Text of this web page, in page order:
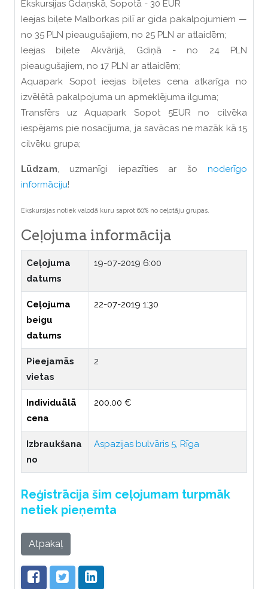
Ekskursijas Gdaņskā, Sopotā - 30 EUR
Ieejas biļete Malborkas pilī ar gida pakalpojumiem —
no 35 PLN pieaugušajiem, no 25 PLN ar atlaidēm;
Ieejas biļete Akvārijā, Gdiņā - no 24 PLN
pieaugušajiem, no 17 PLN ar atlaidēm;
Aquapark Sopot ieejas biļetes cena atkarīga no
izvēlētā pakalpojuma un apmeklējuma ilguma;
Transfērs uz Aquapark Sopot 5EUR no cilvēka
iespējams pie nosacījuma, ja savācas ne mazāk kā 15
cilvēku grupa;
Lūdzam, uzmanīgi iepazīties ar šo noderīgo
informāciju!
Ekskursijas notiek valodā kuru saprot 60% no ceļotāju grupas.
Ceļojuma informācija
Ceļojuma
datums
19-07-2019 6:00
Ceļojuma
beigu
datums
22-07-2019 1:30
Pieejamās
vietas
2
Individuālā
cena
200.00 €
Izbraukšana
no
Aspazijas bulvāris 5, Rīga
Reģistrācija šim ceļojumam turpmāk
netiek pieņemta
Atpakaļ